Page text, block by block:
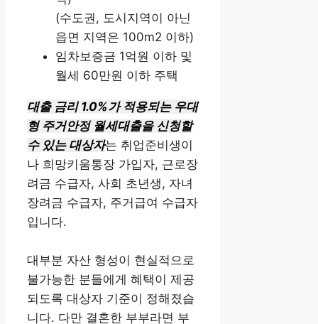
(수도권, 도시지역이 아닌
읍면 지역은 100m2 이하)
임차보증금 1억원 이하 및
월세 60만원 이하 주택
대출 금리 1.0%가 적용되는 우대
형 주거안정 월세대출을 신청할
수 있는 대상자는 취업준비생이
나 희망키움통장 가입자, 근로장
려금 수급자, 사회 초년생, 자녀
장려금 수급자, 주거급여 수급자
입니다.
대부분 자산 형성이 현실적으로
불가능한 분들에게 혜택이 제공
되도록 대상자 기준이 정해졌습
니다. 다만 결혼한 부부라면 부